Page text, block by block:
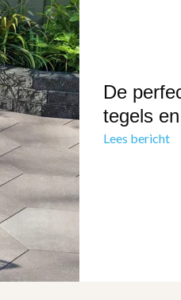
De
tegels
Lees bericht